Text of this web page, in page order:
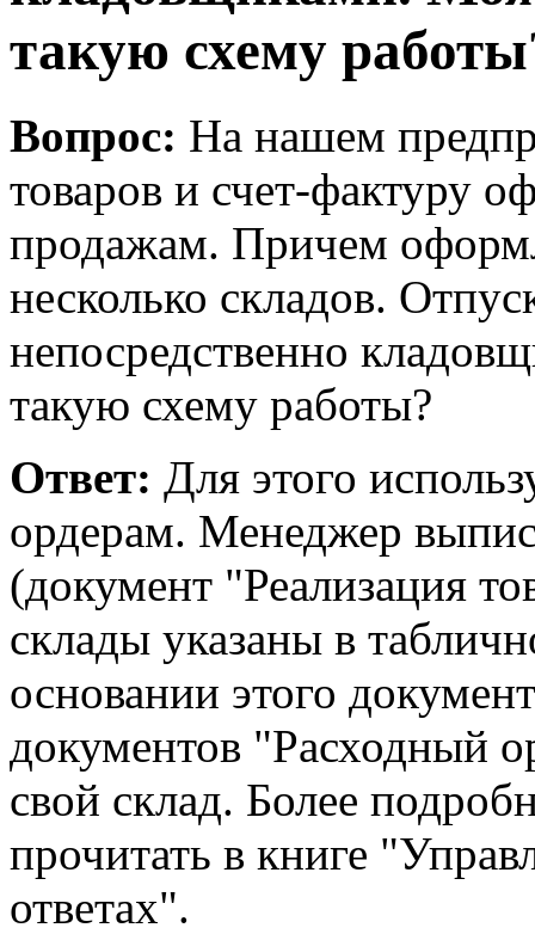
такую схему
Вопрос: На нашем
товаров и счет-фактуру
продажам. Причем
несколько складов.
непосредственно
такую схему работы?
Ответ: Для этого
ордерам. Менеджер
(документ "Реализация
склады указаны в
основании этого
документов "Расходный
свой склад. Более
прочитать в книге
ответах".